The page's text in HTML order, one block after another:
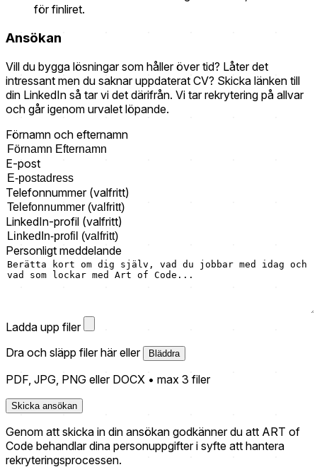
för finliret.
Ansökan
Vill du bygga lösningar som håller över tid? Låter det
intressant men du saknar uppdaterat CV? Skicka länken till
din LinkedIn så tar vi det därifrån. Vi tar rekrytering på allvar
och går igenom urvalet löpande.
Förnamn och efternamn
E-post
Telefonnummer (valfritt)
LinkedIn-profil (valfritt)
Personligt meddelande
Ladda upp filer
Dra och släpp filer här eller
Bläddra
PDF, JPG, PNG eller DOCX • max 3 filer
Skicka ansökan
Genom att skicka in din ansökan godkänner du att ART of
Code behandlar dina personuppgifter i syfte att hantera
rekryteringsprocessen.